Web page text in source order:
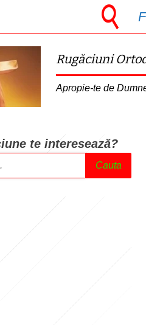
Rugăciuni
Apropie-te de
te interesează?
Cauta